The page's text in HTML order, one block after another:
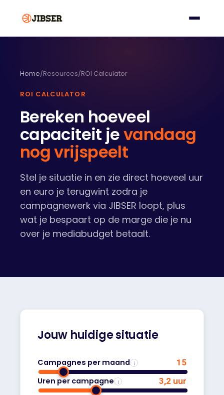
Home/Resources/ROI Calculator
ROI CALCULATOR
Bereken hoeveel
capaciteit jevandaag
nog vrijspeelt
Stel je situatie in en zie direct hoeveel uur
en euro je terugwint zodra je
campagnewerk via JIBSER loopt, plus
wat je bespaart op de marge die je nu
over je mediabudget betaalt.
Jouw huidige situatie
Campagnes per maand i
15
Uren per campagne i 3,2 uur